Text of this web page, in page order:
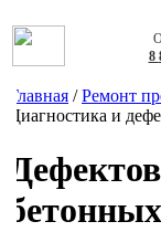
8
Главная /Ремонт
Диагностика и